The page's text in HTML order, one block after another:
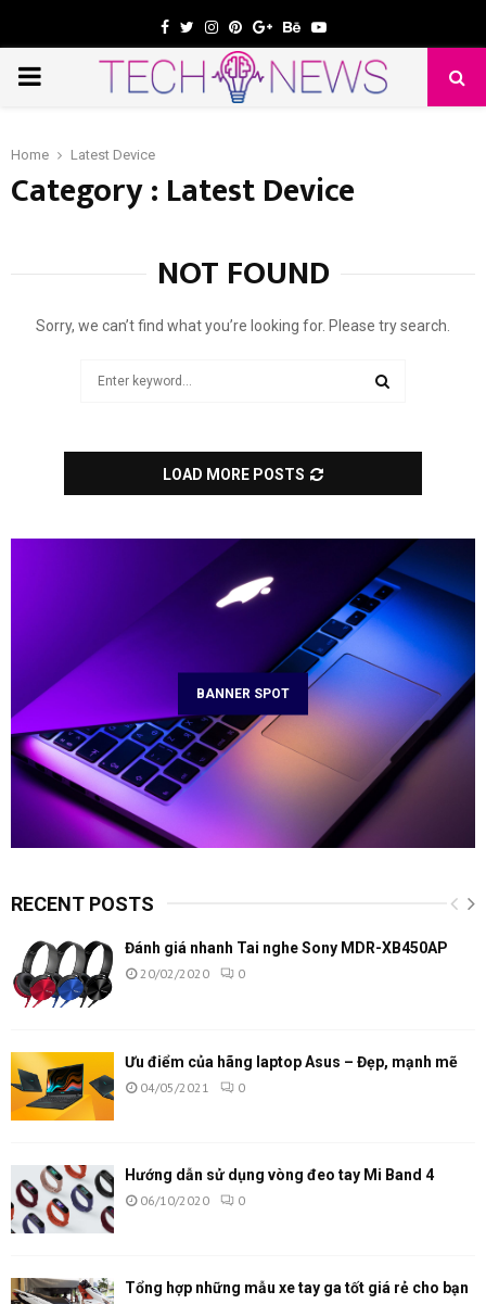
Facebook
TwitterInstagram
Pinterest
GoogleBehanceYoutube
PRIMARY
Home Latest Device
Category : Latest Device
NOT FOUND
Sorry, we can’t find what you’re looking for. Please try search.
LOAD MORE POSTS
BANNER SPOT
RECENT POSTS
Đánh giá nhanh Tai nghe Sony MDR-XB450AP
20/02/2020 0
Ưu điểm của hãng laptop Asus – Đẹp, mạnh mẽ
04/05/2021 0
Hướng dẫn sử dụng vòng đeo tay Mi Band 4
06/10/2020 0
Tổng hợp những mẫu xe tay ga tốt giá rẻ cho bạn